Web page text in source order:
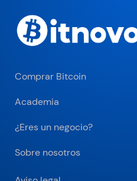
Comprar Bitcoin
Academia
¿Eres un negocio?
Sobre nosotros